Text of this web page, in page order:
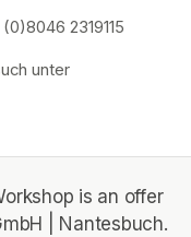
in a new tab)
2319115
(opens in a new tab)
(opens in a new tab)
(opens in a new tab)
(opens in a new tab)
is an offer
| Nantesbuch.